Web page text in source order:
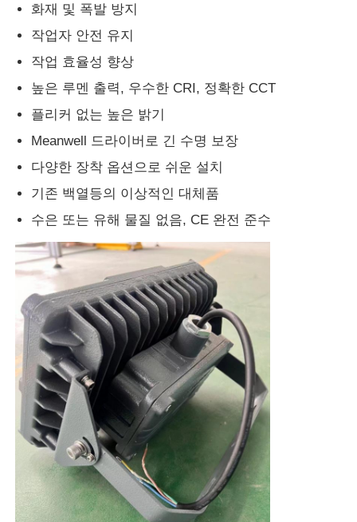
폭발 방지 팬
방폭 박스
방폭 스위치
폭발 방지 케이블 간질
방폭 플러그와 소켓
화재 및 폭발 방지
작업자 안전 유지
작업 효율성 향상
높은 루멘 출력, 우수한 CRI, 정확한 CCT
플리커 없는 높은 밝기
Meanwell 드라이버로 긴 수명 보장
다양한 장착 옵션으로 쉬운 설치
기존 백열등의 이상적인 대체품
수은 또는 유해 물질 없음, CE 완전 준수